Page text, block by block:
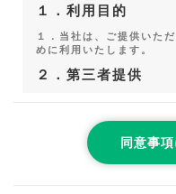
１．利用目的
１．当社は、ご提供いた
めに利用いたします。
２．第三者提供
①法令に基づく場合
②人の生命・身体・財産
意を得ることが難しい場合
③公衆衛生の向上・児童